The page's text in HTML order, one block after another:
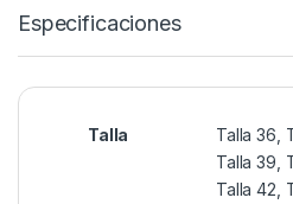
Especificaciones
Talla
Talla 36,
Talla 39,
Talla 42,